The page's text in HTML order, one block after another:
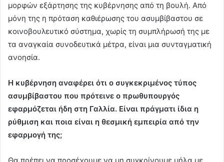
μορφών εξάρτησης της κυβέρνησης από τη βουλή. Από
μόνη της η πρόταση καθιέρωσης του ασυμβίβαστου σε
κοινοβουλευτικό σύστημα, χωρίς τη συμπλήρωσή της με
τα αναγκαία συνοδευτικά μέτρα, είναι μια συνταγματική
ανοησία.
Η κυβέρνηση αναφέρει ότι ο συγκεκριμένος τύπος
ασυμβίβαστου που πρότεινε ο πρωθυπουργός
εφαρμόζεται ήδη στη Γαλλία. Είναι πράγματι ίδια η
ρύθμιση και ποια είναι η θεσμική εμπειρία από την
εφαρμογή της;